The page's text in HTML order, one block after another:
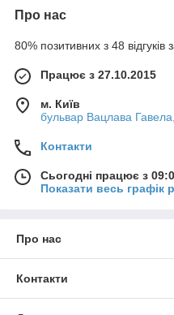
Про нас
80% позитивних з 48 відгуків
Працює з 27.10.2015
м. Київ
бульвар Вацлава
Контакти
Сьогодні працює з
Показати весь графік
Про нас
Контакти